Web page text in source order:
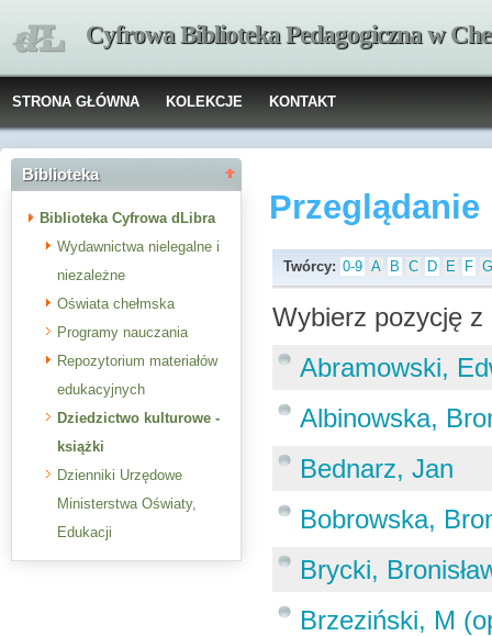
Cyfrowa Biblioteka Pedagogiczna w
STRONA GŁÓWNA KOLEKCJE KONTAKT
Biblioteka
Biblioteka Cyfrowa dLibra
Wydawnictwa nielegalne i
niezależne
Oświata chełmska
Programy nauczania
Repozytorium materiałów
edukacyjnych
Dziedzictwo kulturowe -
książki
Dzienniki Urzędowe
Ministerstwa Oświaty,
Edukacji
Twórcy: 0-9 A B C D E F
Wybierz pozycję
Abramowski,
Albinowska,
Bednarz, Jan
Bobrowska,
Brycki,
Brzeziński, M